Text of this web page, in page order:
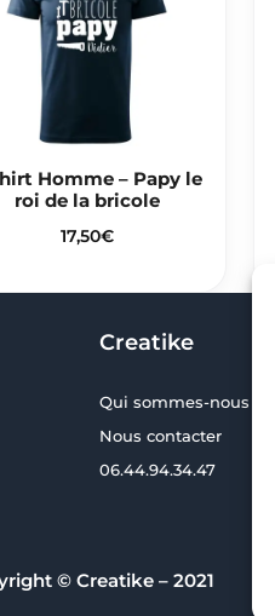
Homme – Papy le
roi de la bricole
17,50€
Creatike
Qui sommes-nous ?
Nous contacter
06.44.94.34.47
© Creatike – 2021